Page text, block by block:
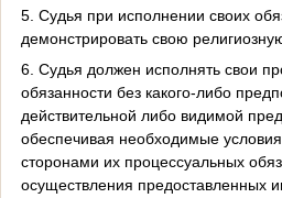
5. Судья при исполнении своих
демонстрировать свою
6. Судья должен исполнять свои
обязанности без какого-либо
действительной либо видимой
обеспечивая необходимые
сторонами их процессуальных
осуществления предоставленных